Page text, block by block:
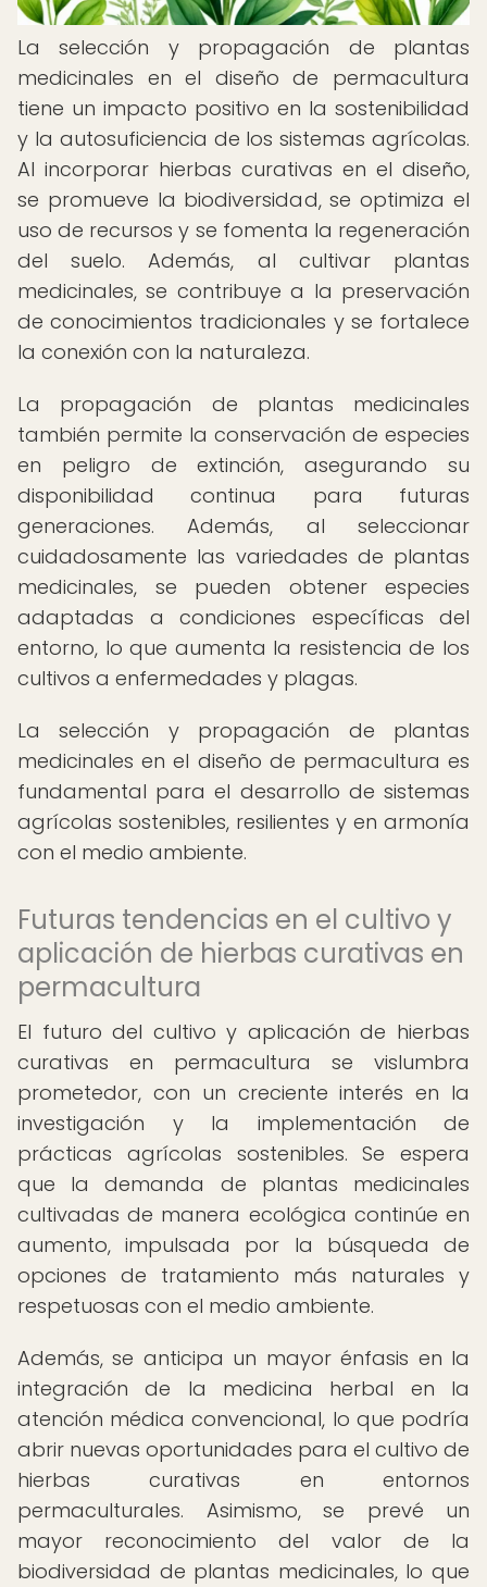
La selección y propagación de plantas
medicinales en el diseño de permacultura
tiene un impacto positivo en la sostenibilidad
y la autosuficiencia de los sistemas agrícolas.
Al incorporar hierbas curativas en el diseño,
se promueve la biodiversidad, se optimiza el
uso de recursos y se fomenta la regeneración
del suelo. Además, al cultivar plantas
medicinales, se contribuye a la preservación
de conocimientos tradicionales y se fortalece
la conexión con la naturaleza.
La propagación de plantas medicinales
también permite la conservación de especies
en peligro de extinción, asegurando su
disponibilidad continua para futuras
generaciones. Además, al seleccionar
cuidadosamente las variedades de plantas
medicinales, se pueden obtener especies
adaptadas a condiciones específicas del
entorno, lo que aumenta la resistencia de los
cultivos a enfermedades y plagas.
La selección y propagación de plantas
medicinales en el diseño de permacultura es
fundamental para el desarrollo de sistemas
agrícolas sostenibles, resilientes y en armonía
con el medio ambiente.
Futuras tendencias en el cultivo y
aplicación de hierbas curativas en
permacultura
El futuro del cultivo y aplicación de hierbas
curativas en permacultura se vislumbra
prometedor, con un creciente interés en la
investigación y la implementación de
prácticas agrícolas sostenibles. Se espera
que la demanda de plantas medicinales
cultivadas de manera ecológica continúe en
aumento, impulsada por la búsqueda de
opciones de tratamiento más naturales y
respetuosas con el medio ambiente.
Además, se anticipa un mayor énfasis en la
integración de la medicina herbal en la
atención médica convencional, lo que podría
abrir nuevas oportunidades para el cultivo de
hierbas curativas en entornos
permaculturales. Asimismo, se prevé un
mayor reconocimiento del valor de la
biodiversidad de plantas medicinales, lo que